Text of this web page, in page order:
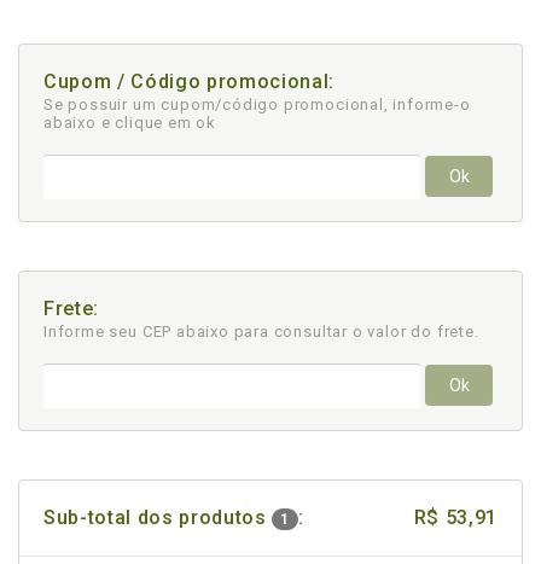
Cupom / Código promocional:
Se possuir um cupom/código promocional, informe-o
abaixo e clique em ok
Ok
Frete:
Informe seu CEP abaixo para consultar o valor do frete.
Ok
Sub-total dos produtos 1 : R$ 53,91